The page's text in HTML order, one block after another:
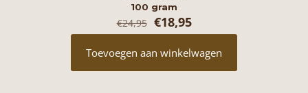
100 gram
€24,95 Oorspronkelijke
prijs
was:
€24,95.
€18,95Huidige
prijs
is:
€18,95.
Toevoegen aan winkelwagen